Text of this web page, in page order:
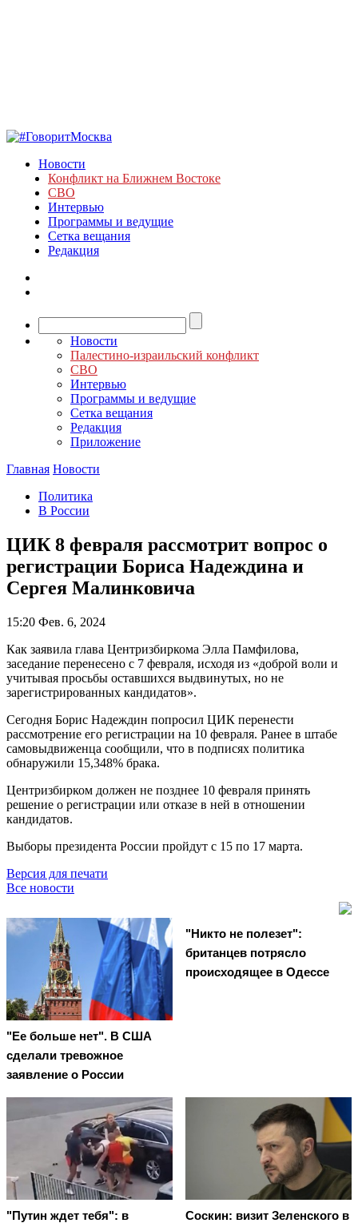
Новости
Конфликт на Ближнем Востоке
СВО
Интервью
Программы и ведущие
Сетка вещания
Редакция
Новости
Палестино-израильский конфликт
СВО
Интервью
Программы и ведущие
Сетка вещания
Редакция
Приложение
Главная Новости
Политика
В России
ЦИК 8 февраля рассмотрит вопрос о
регистрации Бориса Надеждина и
Сергея Малинковича
15:20 Фев. 6, 2024
Как заявила глава Центризбиркома Элла Памфилова,
заседание перенесено с 7 февраля, исходя из «доброй воли и
учитывая просьбы оставшихся выдвинутых, но не
зарегистрированных кандидатов».
Сегодня Борис Надеждин попросил ЦИК перенести
рассмотрение его регистрации на 10 февраля. Ранее в штабе
самовыдвиженца сообщили, что в подписях политика
обнаружили 15,348% брака.
Центризбирком должен не позднее 10 февраля принять
решение о регистрации или отказе в ней в отношении
кандидатов.
Выборы президента России пройдут с 15 по 17 марта.
Версия для печати
Все новости
"Ее больше нет". В США
сделали тревожное
заявление о России
"Никто не полезет":
британцев потрясло
происходящее в Одессе
"Путин ждет тебя": в
Соскин: визит Зеленского в